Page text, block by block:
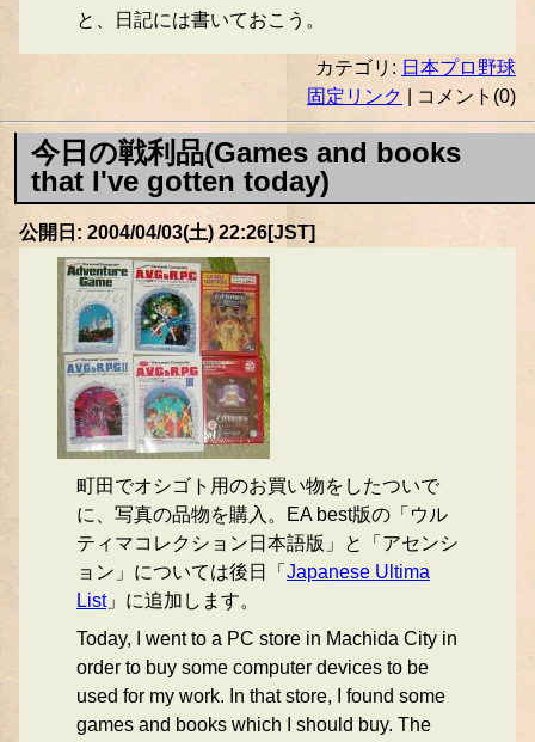
と、日記には書いておこう。
カテゴリ: 日本プロ野球
固定リンク
| コメント(0)
今日の戦利品(Games and books
that I've gotten today)
公開日: 2004/04/03(土) 22:26[JST]
町田でオシゴト用のお買い物をしたついで
に、写真の品物を購入。EA best版の「ウル
ティマコレクション日本語版」と「アセンシ
ョン」については後日「 Japanese Ultima
List」に追加します。
Today, I went to a PC store in Machida City in
order to buy some computer devices to be
used for my work. In that store, I found some
games and books which I should buy. The